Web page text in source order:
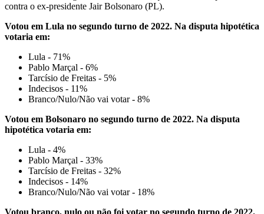
contra o ex-presidente Jair Bolsonaro (PL).
Votou em Lula no segundo turno de 2022. Na disputa hipotética
votaria em:
Lula - 71%
Pablo Marçal - 6%
Tarcísio de Freitas - 5%
Indecisos - 11%
Branco/Nulo/Não vai votar - 8%
Votou em Bolsonaro no segundo turno de 2022. Na disputa
hipotética votaria em:
Lula - 4%
Pablo Marçal - 33%
Tarcísio de Freitas - 32%
Indecisos - 14%
Branco/Nulo/Não vai votar - 18%
Votou branco, nulo ou não foi votar no segundo turno de 2022.